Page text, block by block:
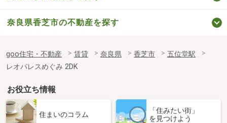
奈良県香芝市の不動産を探す
goo住宅・不動産 賃貸 奈良県 香芝市
五位堂駅
レオパレスめぐみ 2DK
お役立ち情報
住まいのコラム
「住みたい街」
を見つけよう